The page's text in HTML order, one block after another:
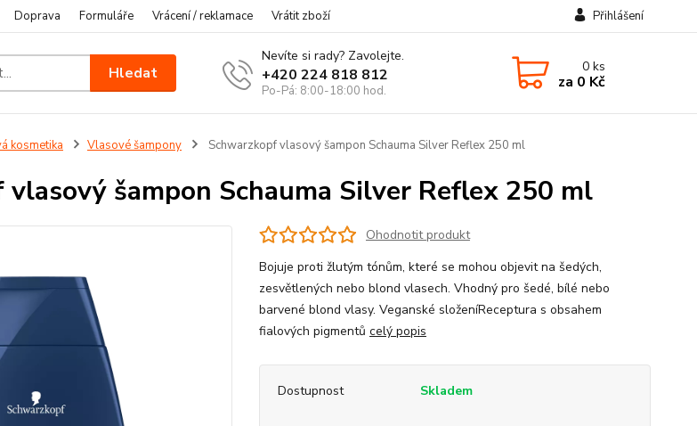
Doprava Formuláře Vrácení / reklamace Vrátit zboží Přihlášení
Hledat
Nevíte si rady? Zavolejte.
+420 224 818 812
Po-Pá: 8:00-18:00 hod.
0ks
za 0 Kč
kosmetika Vlasové šampony Schwarzkopf vlasový šampon Schauma Silver Reflex 250 ml
šampon Schauma Silver Reflex 250 ml
Ohodnotit produkt
Bojuje proti žlutým tónům, které se mohou objevit na šedých,
zesvětlených nebo blond vlasech. Vhodný pro šedé, bílé nebo
barvené blond vlasy. Veganské složeníReceptura s obsahem
fialových pigmentů celý popis
Dostupnost Skladem